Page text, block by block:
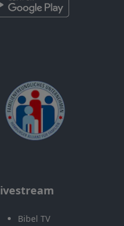
Bibel TV